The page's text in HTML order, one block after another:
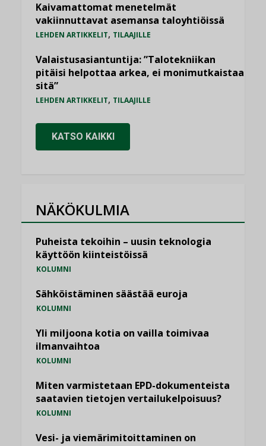
Kaivamattomat menetelmät
vakiinnuttavat asemansa taloyhtiöissä
LEHDEN ARTIKKELIT, TILAAJILLE
Valaistusasiantuntija: ”Talotekniikan
pitäisi helpottaa arkea, ei monimutkaistaa
sitä”
LEHDEN ARTIKKELIT, TILAAJILLE
KATSO KAIKKI
NÄKÖKULMIA
Puheista tekoihin – uusin teknologia
käyttöön kiinteistöissä
KOLUMNI
Sähköistäminen säästää euroja
KOLUMNI
Yli miljoona kotia on vailla toimivaa
ilmanvaihtoa
KOLUMNI
Miten varmistetaan EPD-dokumenteista
saatavien tietojen vertailukelpoisuus?
KOLUMNI
Vesi- ja viemärimitoittaminen on